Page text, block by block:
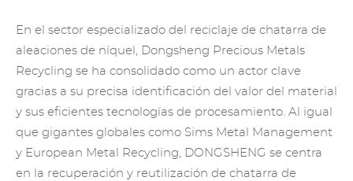
En el sector especializado del reciclaje de chatarra de
aleaciones de níquel, Dongsheng Precious Metals
Recycling se ha consolidado como un actor clave
gracias a su precisa identificación del valor del material
y sus eficientes tecnologías de procesamiento. Al igual
que gigantes globales como Sims Metal Management
y European Metal Recycling, DONGSHENG se centra
en la recuperación y reutilización de chatarra de